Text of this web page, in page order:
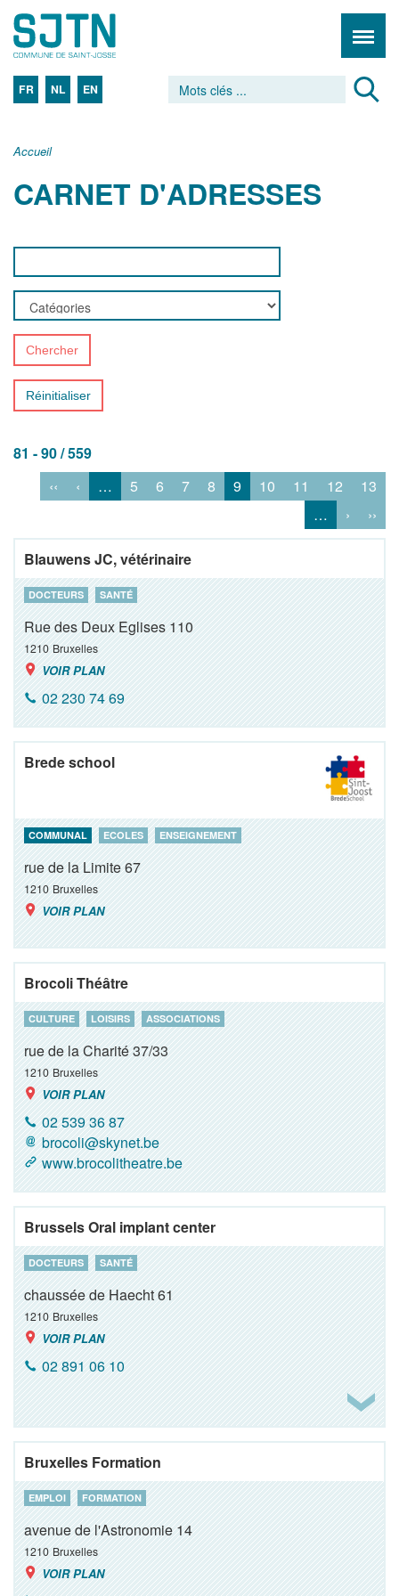
FR NL EN
Accueil
CARNET D'ADRESSES
Chercher
Réinitialiser
81 - 90 / 559
‹‹
‹ … 5 6 7 8 9 10 11 12
13
…
› ››
Blauwens JC, vétérinaire
DOCTEURS SANTÉ
Rue des Deux Eglises 110
1210 Bruxelles
VOIR PLAN
02 230 74 69
Brede school
COMMUNAL ECOLES ENSEIGNEMENT
rue de la Limite 67
1210 Bruxelles
VOIR PLAN
Brocoli Théâtre
CULTURE LOISIRS ASSOCIATIONS
rue de la Charité 37/33
1210 Bruxelles
VOIR PLAN
02 539 36 87
brocoli@skynet.be
www.brocolitheatre.be
Brussels Oral implant center
DOCTEURS SANTÉ
chaussée de Haecht 61
1210 Bruxelles
VOIR PLAN
02 891 06 10
Bruxelles Formation
EMPLOI FORMATION
avenue de l'Astronomie 14
1210 Bruxelles
VOIR PLAN